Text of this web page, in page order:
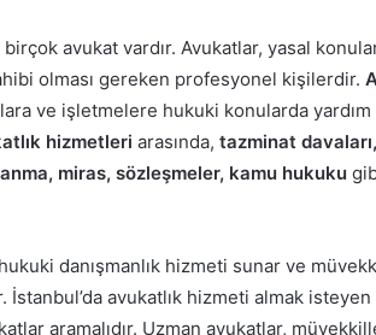
avukat vardır. Avukatlar, yasal
olması gereken profesyonel kişilerdir.
ve işletmelere hukuki konularda
hizmetleri arasında, tazminat
miras, sözleşmeler, kamu hukuku
danışmanlık hizmeti sunar ve
avukatlık hizmeti almak isteyen
aramalıdır. Uzman avukatlar,